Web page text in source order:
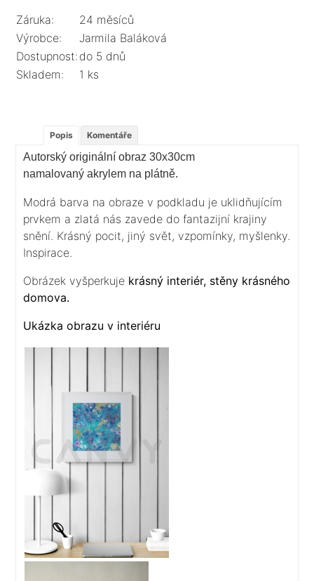
Záruka:
24 měsíců
Výrobce:
Jarmila Baláková
Dostupnost: do 5 dnů
Skladem:
1 ks
Popis Komentáře
Autorský originální obraz 30x30cm
namalovanýakrylem na plátně.
Modrá barva na obraze v podkladu je uklidňujícím
prvkem a zlatá nás zavede do fantazijní krajiny
snění. Krásný pocit, jiný svět, vzpomínky, myšlenky.
Inspirace.
Obrázek vyšperkuje krásný interiér, stěny krásného
domova.
Ukázka obrazu v interiéru